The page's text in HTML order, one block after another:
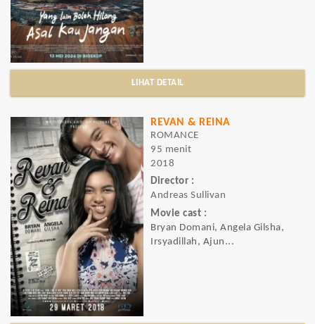
LIHAT DETAIL
REVAN & REINA
ROMANCE
95 menit
2018
Director :
Andreas Sullivan
Movie cast :
Bryan Domani, Angela Gilsha,
Irsyadillah, Ajun...